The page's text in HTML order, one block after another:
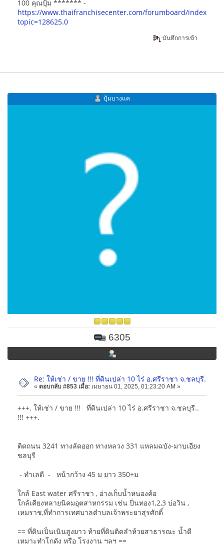
100 คุณปุ้ม ******* -
https://www.thaifranchisecenter.com/forumboard/
topic=128625.0
บันทึกการเข้า
ปุ้มบางแค
6305
Re: ให้เช่า / ขาย !!! ที่ดินเปล่า 10 ไร่ อ.ศรีราชา จ.ชลบุรี.
« ตอบกลับ #853 เมื่อ: เมษายน 01, 2025, 01:23:20 AM »
+++. ให้เช่า / ขาย !!! ที่ดินเปล่า 10 ไร่ อ.ศรีราชา จ.ชลบุรี..
!!! +++.
ติดถนน 3241 ทางลัดออก ทางหลวง 331 แหลมฉบัง-มาบเอียง
ชลบุรี
- ทำเลดี - หน้ากว้าง 45 ม ยาว 350+ม
ใกล้ East water ศรีราชา , อ่างเก็บน้ำหนองค้อ
ใกล้เคียงหลายนิคมอุตสาหกรรม เช่น ปิ่นทอง1,2,3 บ่อวิน ,
เหมราช,ที่ทำการเทศบาลตำบลเจ้าพระยาสุรศักดิ์
== ที่ดินเป็นเนินสูงยาว ท้ายที่ดินติดลำห้วยสาธารณะ น้ำดี
เหมาะทำโกดัง หรือ โรงงาน ฯลฯ ==